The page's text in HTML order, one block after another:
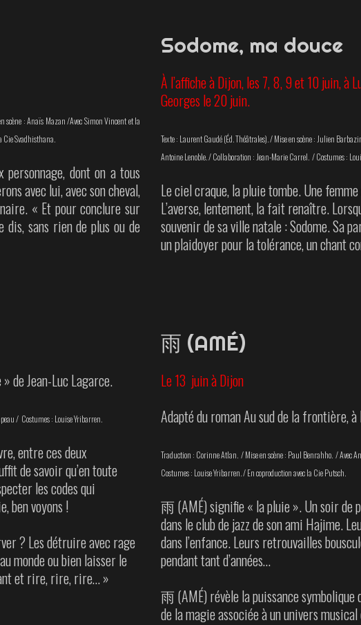
scène : Anaïs Mazan /Avec Simon Vincent et la
Cie Svadhisthana.
dont on a tous
avec lui, avec son cheval,
« Et pour conclure sur
sans rien de plus ou de
de Jean-Luc Lagarce.
/ Costumes : Louise Yribarren.
entre ces deux
de savoir qu’en toute
les codes qui
ben voyons !
? Les détruire avec rage
monde ou bien laisser le
et rire, rire, rire… »
Sodome, ma douce
À l’affiche à Dijon, les 7, 8, 9 et 10 juin,à
Georges le 20 juin.
Texte : Laurent Gaudé (Éd. Théâtrales). /Mise en scène : Julien
Antoine Lenoble. /Collaboration : Jean-Marie Carrel. /Costumes :
Le ciel craque, la pluie tombe. Une
L’averse, lentement, la fait renaître.
souvenir de sa ville natale : Sodome. Sa
un plaidoyer pour la tolérance, un chant
雨 (AMÉ)
Le 13 juin à Dijon
Adapté du roman Au sud de la frontière,
Traduction : Corinne Atlan. / Mise en scène : Paul Benrahho. / Avec
Costumes : Louise Yribarren. / En coproduction avec la Cie Putsch.
雨 (AMÉ) signifie « la pluie ». Un soir de
dans le club de jazz de son ami Hajime.
dans l’enfance. Leurs retrouvailles
pendant tant d’années…
雨 (AMÉ) révèle la puissance
de la magie associée à un univers musical